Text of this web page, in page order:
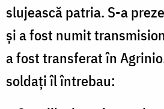
slujească patria. S-a
și a fost numit
a fost transferat în
soldați îl întrebau: